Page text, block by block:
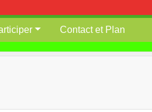
Contact et Plan